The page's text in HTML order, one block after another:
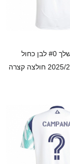
גברים השם שלך #0 לבן כחול